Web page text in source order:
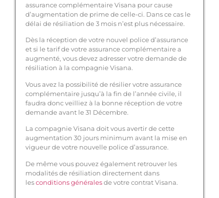
assurance complémentaire Visana pour cause
d’augmentation de prime de celle-ci. Dans ce cas le
délai de résiliation de 3 mois n’est plus nécessaire.
Dès la réception de votre nouvel police d’assurance
et si le tarif de votre assurance complémentaire a
augmenté, vous devez adresser votre demande de
résiliation à la compagnie Visana.
Vous avez la possibilité de résilier votre assurance
complémentaire jusqu’à la fin de l’année civile, il
faudra donc veilliez à la bonne réception de votre
demande avant le 31 Décembre.
La compagnie Visana doit vous avertir de cette
augmentation 30 jours minimum avant la mise en
vigueur de votre nouvelle police d’assurance.
De même vous pouvez également retrouver les
modalités de résiliation directement dans
lesconditions généralesde votre contrat Visana.